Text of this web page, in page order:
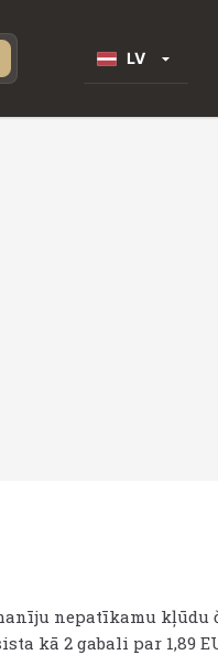
LV
nepatīkamu kļūdu
kā 2 gabali par 1,89